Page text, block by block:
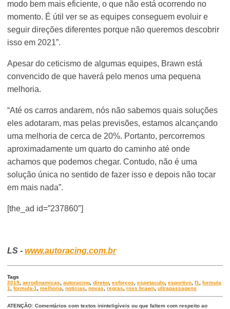
modo bem mais eficiente, o que não está ocorrendo no
momento. É útil ver se as equipes conseguem evoluir e
seguir direções diferentes porque não queremos descobrir
isso em 2021”.
Apesar do ceticismo de algumas equipes, Brawn está
convencido de que haverá pelo menos uma pequena
melhoria.
“Até os carros andarem, nós não sabemos quais soluções
eles adotaram, mas pelas previsões, estamos alcançando
uma melhoria de cerca de 20%. Portanto, percorremos
aproximadamente um quarto do caminho até onde
achamos que podemos chegar. Contudo, não é uma
solução única no sentido de fazer isso e depois não tocar
em mais nada”.
[the_ad id=”237860″]
LS -www.autoracing.com.br
Tags
2019 ,aerodinamicas ,autoracing ,diretor,esforços ,espetaculo ,esportivo ,f1 ,formula
1
,formula-1 ,melhoria ,noticias ,novas ,regras ,ross brawn ,ultrapassagens
ATENÇÃO: Comentários com textos ininteligíveis ou que faltem com respeito ao